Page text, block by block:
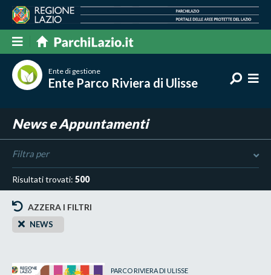
Ente di gestione
Ente Parco Riviera di Ulisse
News e Appuntamenti
Filtra per
Risultati trovati:500
AZZERA I FILTRI
NEWS
PARCO RIVIERA DI ULISSE